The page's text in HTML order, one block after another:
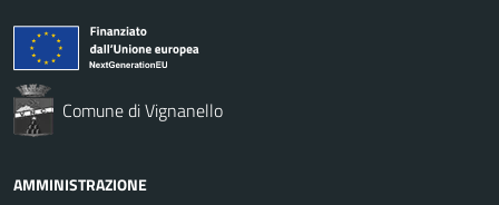
Comune di Vignanello
AMMINISTRAZIONE